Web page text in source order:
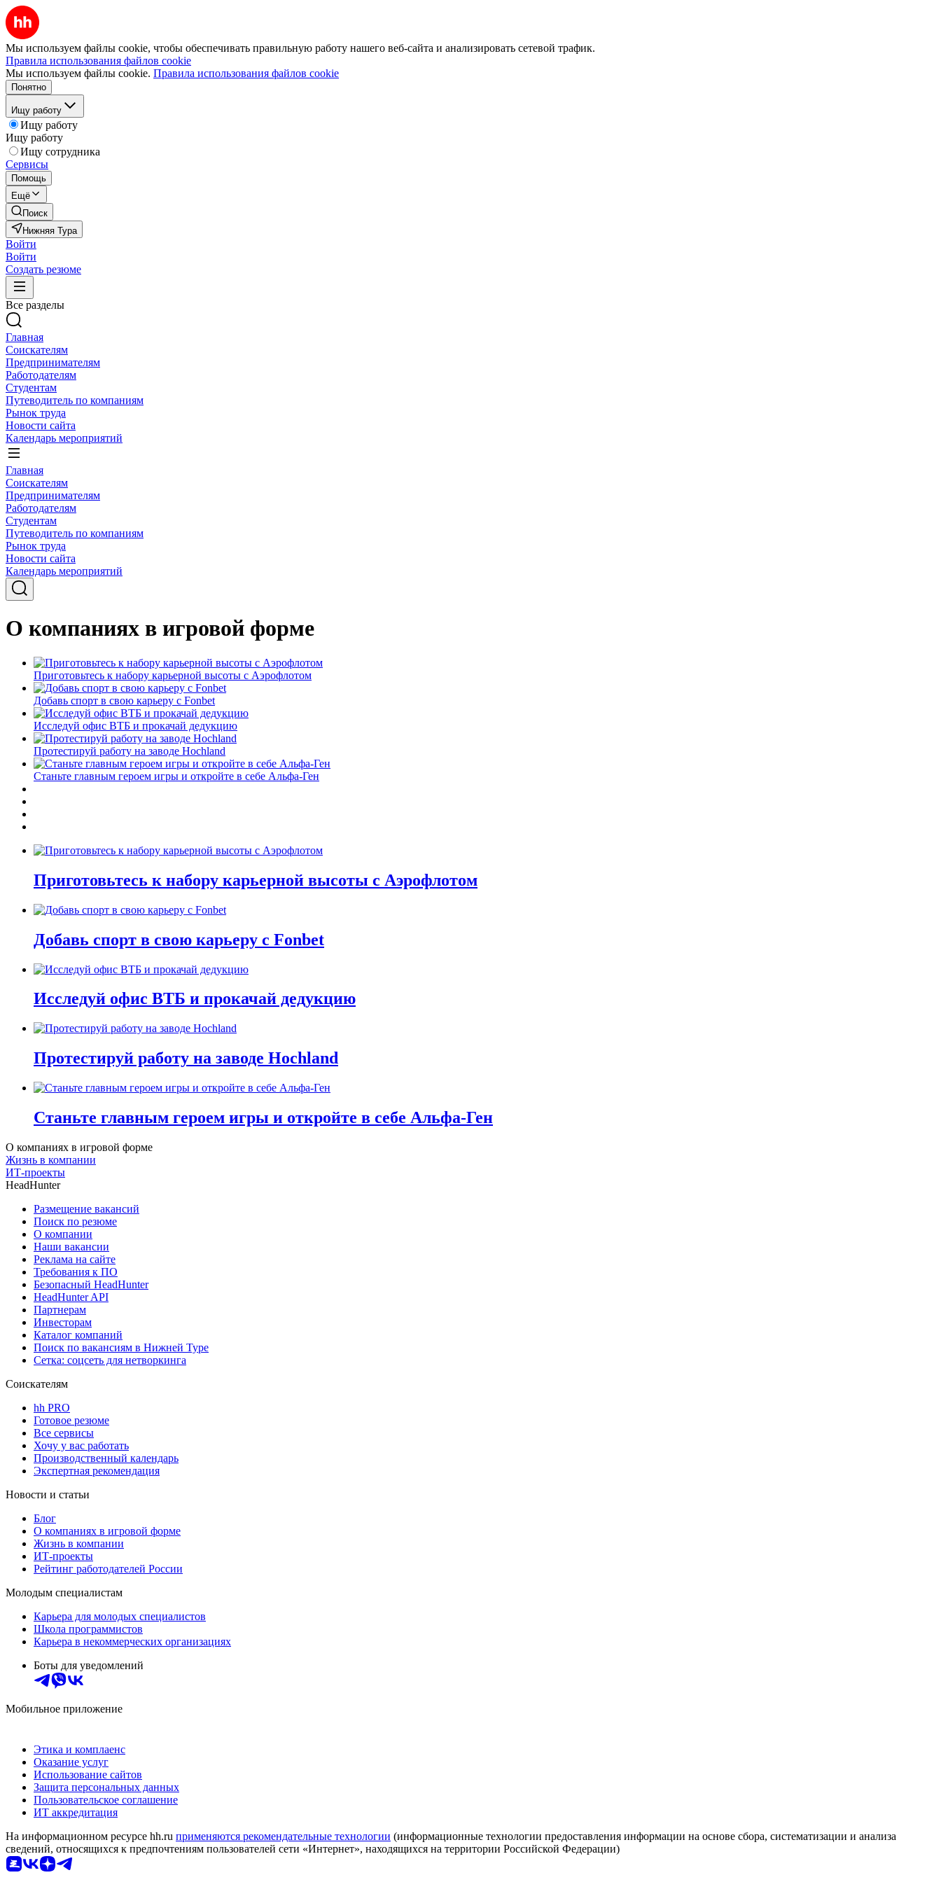
Мы используем файлы cookie, чтобы обеспечивать правильную работу нашего веб-сайта и анализировать сетевой трафик.
Правила использования файлов cookie
Мы используем файлы cookie. Правила использования файлов cookie
Понятно
Ищу работу
Ищу работу
Ищу работу
Ищу сотрудника
Сервисы
Помощь
Ещё
Поиск
Нижняя Тура
Войти
Войти
Создать резюме
Все разделы
Главная
Соискателям
Предпринимателям
Работодателям
Студентам
Путеводитель по компаниям
Рынок труда
Новости сайта
Календарь мероприятий
Главная
Соискателям
Предпринимателям
Работодателям
Студентам
Путеводитель по компаниям
Рынок труда
Новости сайта
Календарь мероприятий
О компаниях в игровой форме
Приготовьтесь к набору карьерной высоты с Аэрофлотом
Добавь спорт в свою карьеру с Fonbet
Исследуй офис ВТБ и прокачай дедукцию
Протестируй работу на заводе Hochland
Станьте главным героем игры и откройте в себе Альфа-Ген
Приготовьтесь к набору карьерной высоты с Аэрофлотом
Добавь спорт в свою карьеру с Fonbet
Исследуй офис ВТБ и прокачай дедукцию
Протестируй работу на заводе Hochland
Станьте главным героем игры и откройте в себе Альфа-Ген
О компаниях в игровой форме
Жизнь в компании
ИТ-проекты
HeadHunter
Размещение вакансий
Поиск по резюме
О компании
Наши вакансии
Реклама на сайте
Требования к ПО
Безопасный HeadHunter
HeadHunter API
Партнерам
Инвесторам
Каталог компаний
Поиск по вакансиям в Нижней Туре
Сетка: соцсеть для нетворкинга
Соискателям
hh PRO
Готовое резюме
Все сервисы
Хочу у вас работать
Производственный календарь
Экспертная рекомендация
Новости и статьи
Блог
О компаниях в игровой форме
Жизнь в компании
ИТ-проекты
Рейтинг работодателей России
Молодым специалистам
Карьера для молодых специалистов
Школа программистов
Карьера в некоммерческих организациях
Боты для уведомлений
Мобильное приложение
Этика и комплаенс
Оказание услуг
Использование сайтов
Защита персональных данных
Пользовательское соглашение
ИТ аккредитация
На информационном ресурсе hh.ru применяются рекомендательные технологии (информационные технологии предоставления информации на основе сбора, систематизации и анализа
сведений, относящихся к предпочтениям пользователей сети «Интернет», находящихся на территории Российской Федерации)